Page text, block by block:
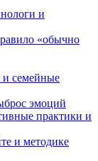
и
«обычно
и семейные
эмоций
практики и
и методике